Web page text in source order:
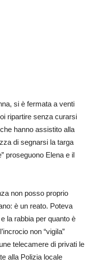
si è fermata a venti
ripartire senza curarsi
hanno assistito alla
di segnarsi la targa
proseguono Elena e il
non posso proprio
è un reato. Poteva
la rabbia per quanto è
non “vigila”
telecamere di privati le
alla Polizia locale